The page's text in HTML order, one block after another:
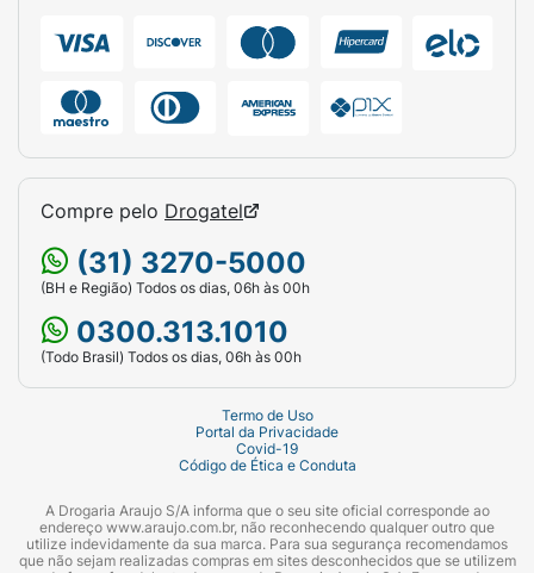
Compre pelo Drogatel
(31) 3270-5000
(BH e Região) Todos os dias, 06h às 00h
0300.313.1010
(Todo Brasil) Todos os dias, 06h às 00h
Termo de Uso
Portal da Privacidade
Covid-19
Código de Ética e Conduta
A Drogaria Araujo S/A informa que o seu site oficial corresponde ao
endereço www.araujo.com.br, não reconhecendo qualquer outro que
utilize indevidamente da sua marca. Para sua segurança recomendamos
que não sejam realizadas compras em sites desconhecidos que se utilizem